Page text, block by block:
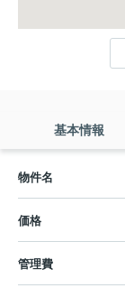
基本情報
物件名
価格
管理費